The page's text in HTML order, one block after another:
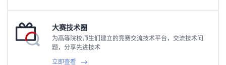
大赛技术圈
为高等院校师生们建立的竞赛交流技术平台，交流技术问
题，分享先进技术
立即查看